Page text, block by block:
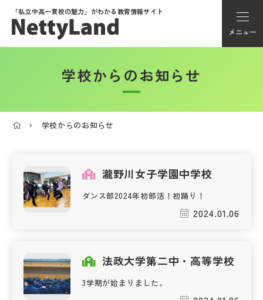
「私立中高一貫校の魅力」がわかる教育情報サイト
メニュー
アカウント登録
学校選び
学校動画
帰国生受験情報
学校からのお知らせ
学校からのお知らせ
瀧野川女子学園中学校
ダンス部2024年初部活！初踊り！
2024.01.06
法政大学第二中・高等学校
3学期が始まりました。